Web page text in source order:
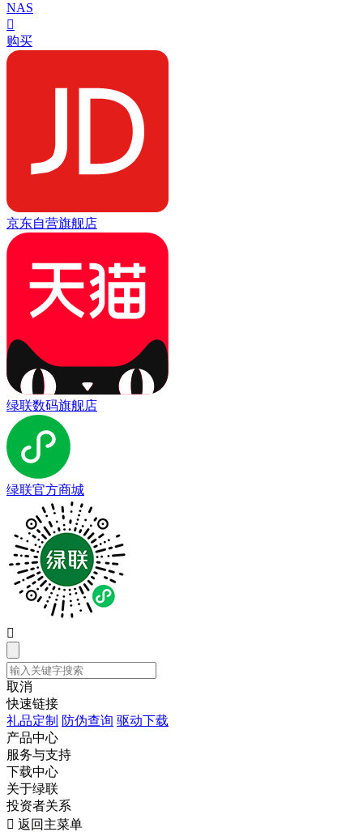
NAS

购买
京东自营旗舰店
绿联数码旗舰店
绿联官方商城

取消
快速链接
礼品定制 防伪查询 驱动下载
产品中心
服务与支持
下载中心
关于绿联
投资者关系
 返回主菜单